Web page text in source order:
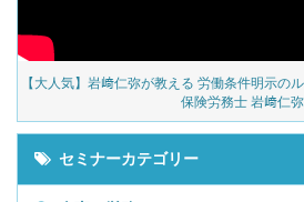
【大人気】岩﨑仁弥が教える 労働条件明示の
保険労務士 岩﨑仁弥
セミナーカテゴリー